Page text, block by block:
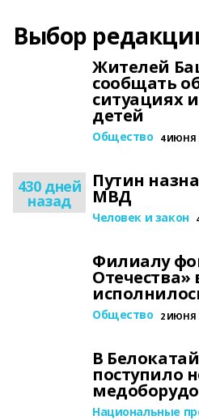
Выбор
Жителей
сообщать
ситуациях
детей
Общество 4 ИЮНЯ
430 дней
назад
Путин
МВД
Человек и закон
Филиалу
Общество 2 ИЮНЯ
В
поступило
Национальные